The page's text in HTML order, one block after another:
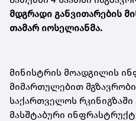
მდგრადი განვითარების
თამარ იოსელიანმა.
მინისტრის მოადგილის
მიმართულებით
საქართველოს
მასშტაბური